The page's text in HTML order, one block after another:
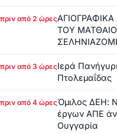
πριν από 2 ώρες
ΤΟΥ
πριν από 3 ώρεςΙερά
Πτολεμαΐδας
πριν από 4 ώρεςΌμιλος ΔΕΗ:
έργων ΑΠΕ
Ουγγαρία